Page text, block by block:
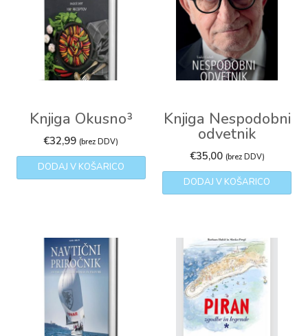
Knjiga Okusno³
€32,99 (brez DDV)
DODAJ V KOŠARICO
Knjiga Nespodobni
odvetnik
€35,00 (brez DDV)
DODAJ V KOŠARICO